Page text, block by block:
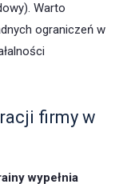
Warto
ograniczeń w
firmy w
wypełnia